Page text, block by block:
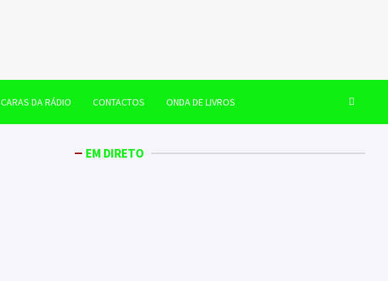
CARAS DA RÁDIO CONTACTOS ONDA DE LIVROS
EM DIRETO